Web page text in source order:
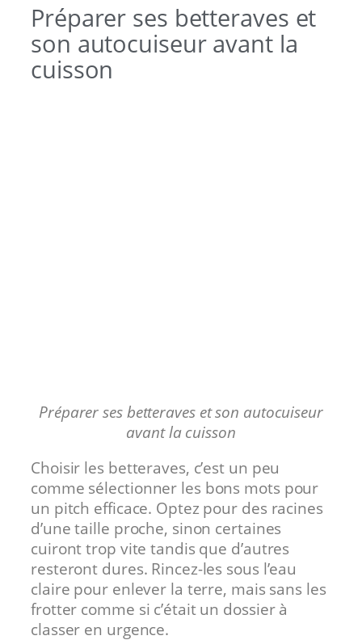
Préparer ses betteraves et
son autocuiseur avant la
cuisson
Préparer ses betteraves et son autocuiseur
avant la cuisson
Choisir les betteraves, c’est un peu
comme sélectionner les bons mots pour
un pitch efficace. Optez pour des racines
d’une taille proche, sinon certaines
cuiront trop vite tandis que d’autres
resteront dures. Rincez-les sous l’eau
claire pour enlever la terre, mais sans les
frotter comme si c’était un dossier à
classer en urgence.